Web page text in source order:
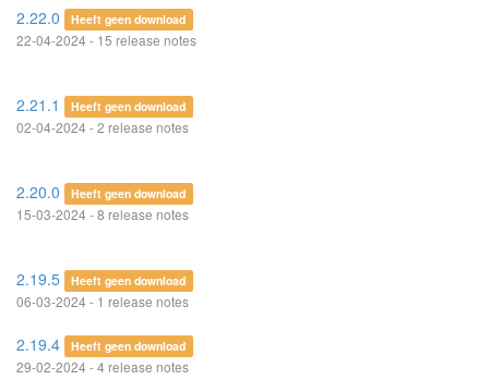
2.22.0 Heeft geen download
22-04-2024 - 15 release notes
2.21.1 Heeft geen download
02-04-2024 - 2 release notes
2.20.0 Heeft geen download
15-03-2024 - 8 release notes
2.19.5 Heeft geen download
06-03-2024 - 1 release notes
2.19.4 Heeft geen download
29-02-2024 - 4 release notes